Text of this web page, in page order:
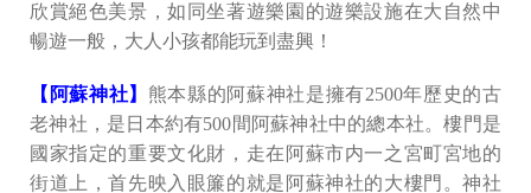
欣賞絕色美景，如同坐著遊樂園的遊樂設施在大自然中
暢遊一般，大人小孩都能玩到盡興！
【阿蘇神社】 熊本縣的阿蘇神社是擁有2500年歷史的古
老神社，是日本約有500間阿蘇神社中的總本社。樓門是
國家指定的重要文化財，走在阿蘇市内一之宮町宮地的
街道上，首先映入眼簾的就是阿蘇神社的大樓門。神社